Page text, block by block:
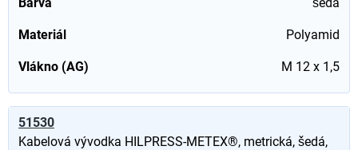
Materiál Polyamid
Vlákno (AG) M 12 x 1,5
51530
Kabelová vývodka HILPRESS-METEX®, metrická, šedá,